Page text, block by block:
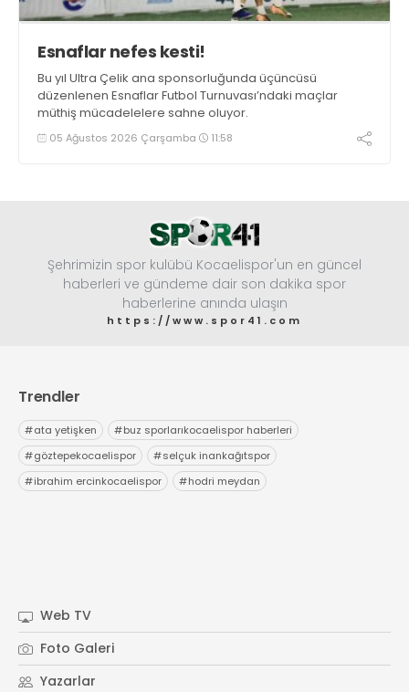
Esnaflar nefes kesti!
Bu yıl Ultra Çelik ana sponsorluğunda üçüncüsü
düzenlenen Esnaflar Futbol Turnuvası’ndaki maçlar
müthiş mücadelelere sahne oluyor.
05 Ağustos 2026 Çarşamba 11:58
Şehrimizin spor kulübü Kocaelispor'un en güncel
haberleri ve gündeme dair son dakika spor
haberlerine anında ulaşın
https://www.spor41.com
Trendler
#ata yetişken #buz sporlarıkocaelispor haberleri
#göztepekocaelispor #selçuk inankağıtspor
#ibrahim ercinkocaelispor #hodri meydan
Web TV
Foto Galeri
Yazarlar